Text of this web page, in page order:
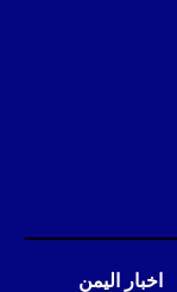
اخبار اليمن